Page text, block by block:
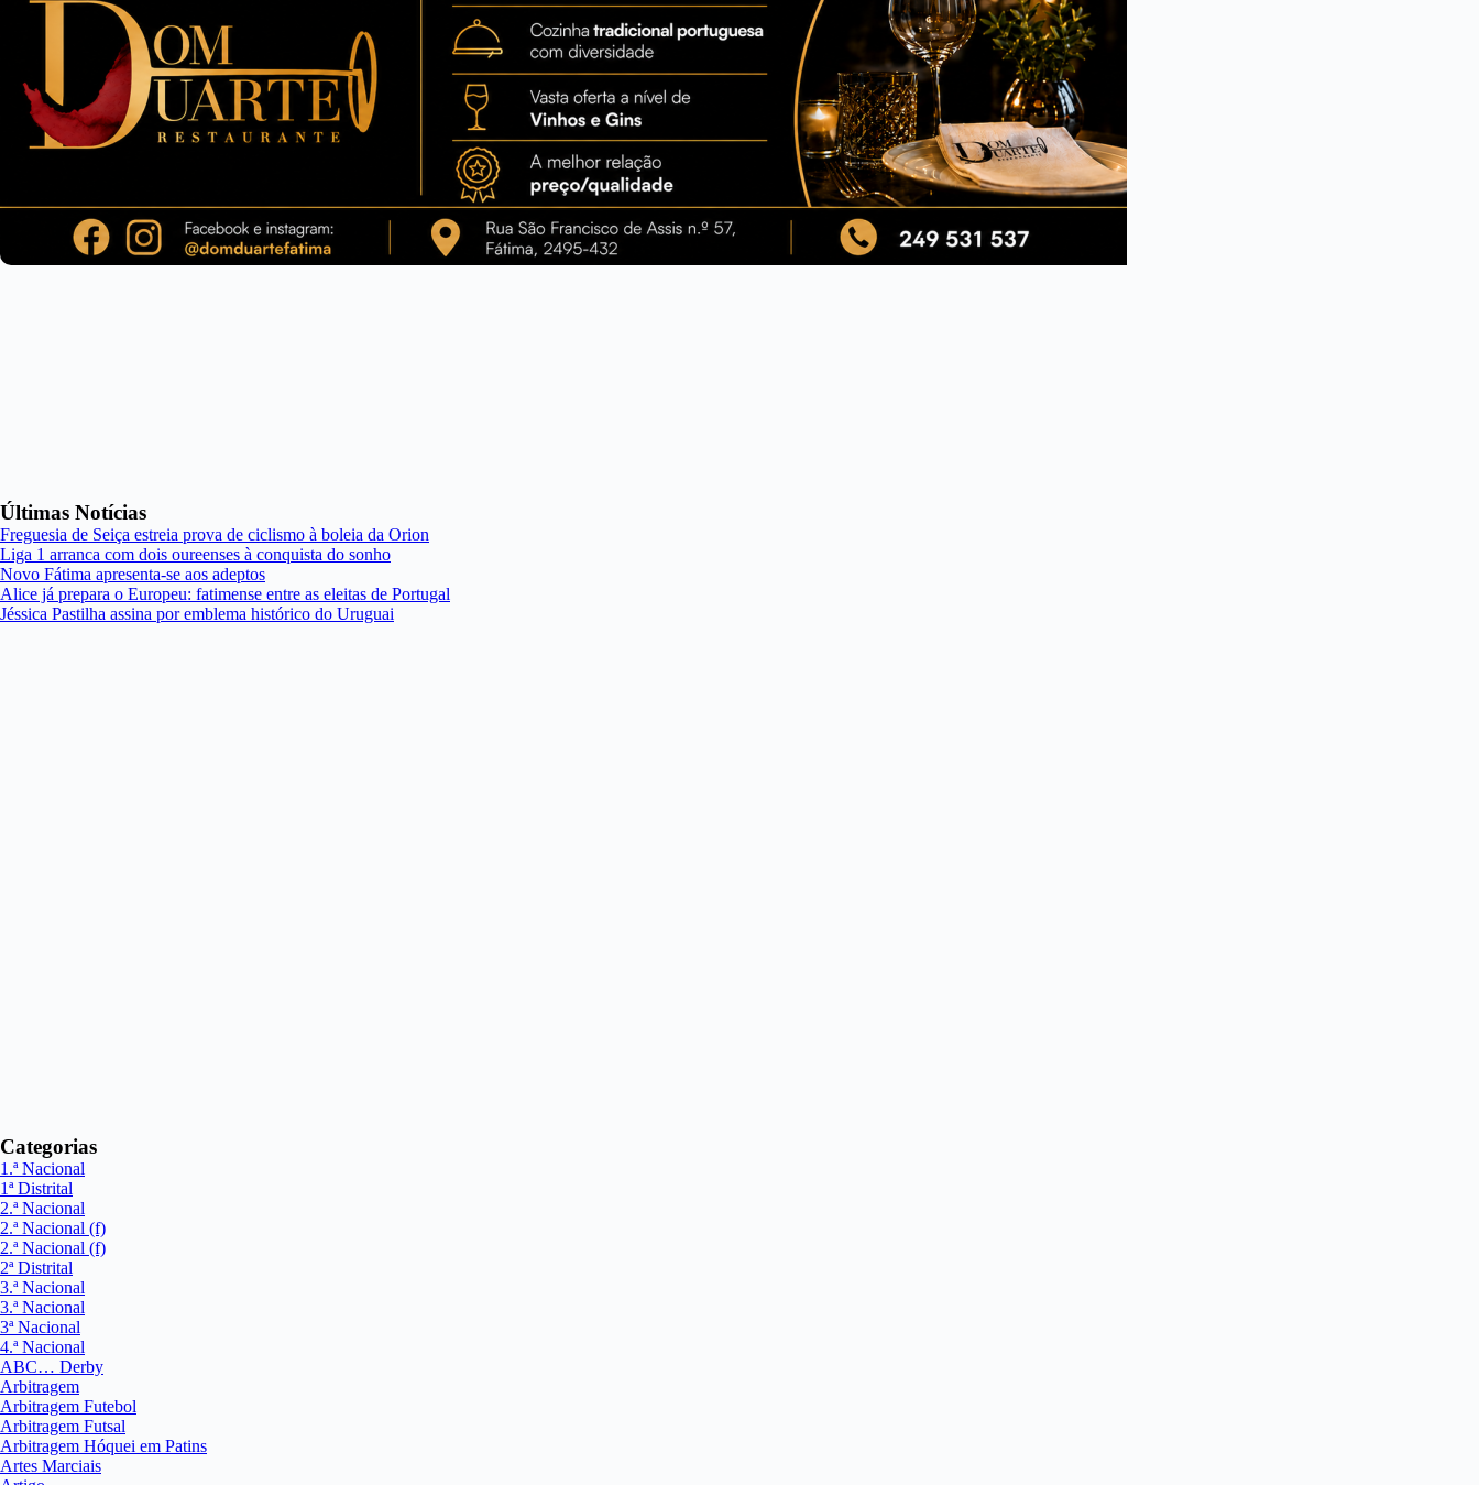
Últimas Notícias
Freguesia de Seiça estreia prova de ciclismo à boleia da Orion
Liga 1 arranca com dois oureenses à conquista do sonho
Novo Fátima apresenta-se aos adeptos
Alice já prepara o Europeu: fatimense entre as eleitas de Portugal
Jéssica Pastilha assina por emblema histórico do Uruguai
Categorias
1.ª Nacional
1ª Distrital
2.ª Nacional
2.ª Nacional (f)
2.ª Nacional (f)
2ª Distrital
3.ª Nacional
3.ª Nacional
3ª Nacional
4.ª Nacional
ABC… Derby
Arbitragem
Arbitragem Futebol
Arbitragem Futsal
Arbitragem Hóquei em Patins
Artes Marciais